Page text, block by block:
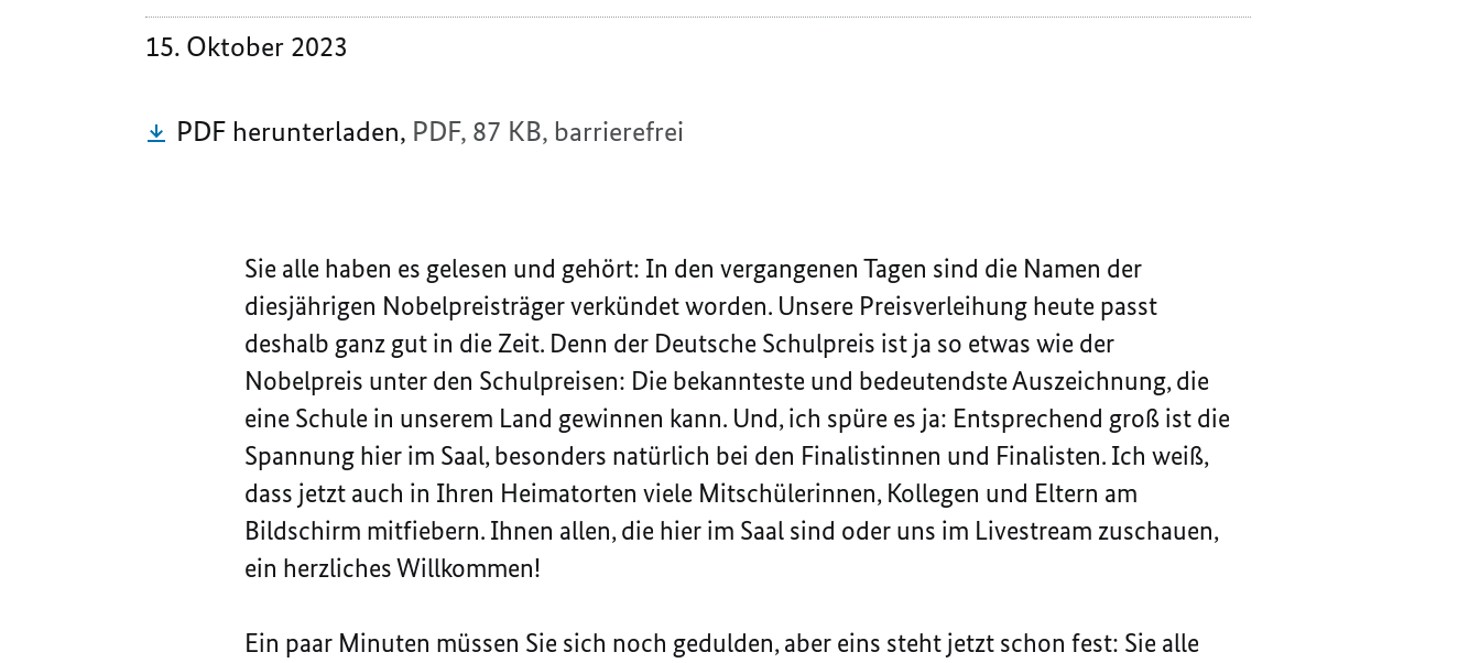
15. Oktober 2023
PDF herunterladen, PDF, 87 KB, barrierefrei
Sie alle haben es gelesen und gehört: In den vergangenen Tagen sind die Namen der
diesjährigen Nobelpreisträger verkündet worden. Unsere Preisverleihung heute passt
deshalb ganz gut in die Zeit. Denn der Deutsche Schulpreis ist ja so etwas wie der
Nobelpreis unter den Schulpreisen: Die bekannteste und bedeutendste Auszeichnung, die
eine Schule in unserem Land gewinnen kann. Und, ich spüre es ja: Entsprechend groß ist die
Spannung hier im Saal, besonders natürlich bei den Finalistinnen und Finalisten. Ich weiß,
dass jetzt auch in Ihren Heimatorten viele Mitschülerinnen, Kollegen und Eltern am
Bildschirm mitfiebern. Ihnen allen, die hier im Saal sind oder uns im Livestream zuschauen,
ein herzliches Willkommen!
Ein paar Minuten müssen Sie sich noch gedulden, aber eins steht jetzt schon fest: Sie alle